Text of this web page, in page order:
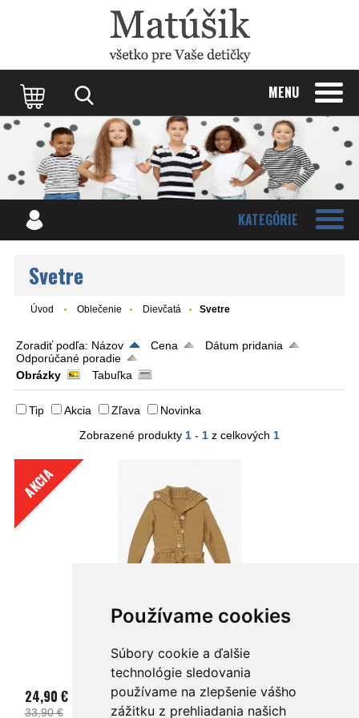
Používame cookies
Súbory cookie a ďalšie
technológie sledovania
používame na zlepšenie vášho
zážitku z prehliadania našich
MENU
KATEGÓRIE
Svetre
Úvod Oblečenie Dievčatá Svetre
Zoradiť podľa: Názov Cena
Dátum pridania
Odporúčané poradie
Obrázky
Tabuľka
Tip Akcia Zľava
Novinka
Zobrazené produkty 1 - 1 z celkových 1
AKCIA
24,90 €
33,90 €
Update cookies preferences